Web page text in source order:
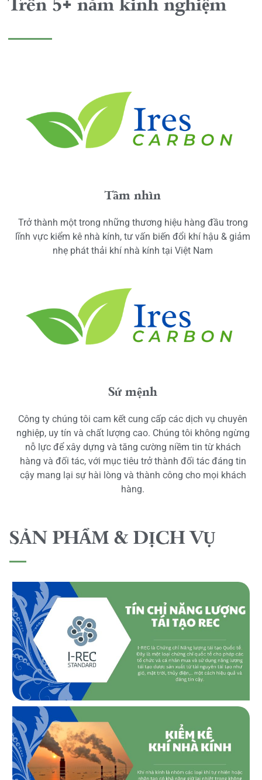
Trên 5+ năm kinh nghiệm
Tầm nhìn
Trở thành một trong những thương hiệu hàng đầu trong
lĩnh vực kiểm kê nhà kính, tư vấn biến đổi khí hậu & giảm
nhẹ phát thải khí nhà kính tại Việt Nam
Sứ mệnh
Công ty chúng tôi cam kết cung cấp các dịch vụ chuyên
nghiệp, uy tín và chất lượng cao. Chúng tôi không ngừng
nỗ lực để xây dựng và tăng cường niềm tin từ khách
hàng và đối tác, với mục tiêu trở thành đối tác đáng tin
cậy mang lại sự hài lòng và thành công cho mọi khách
hàng.
SẢN PHẨM & DỊCH VỤ